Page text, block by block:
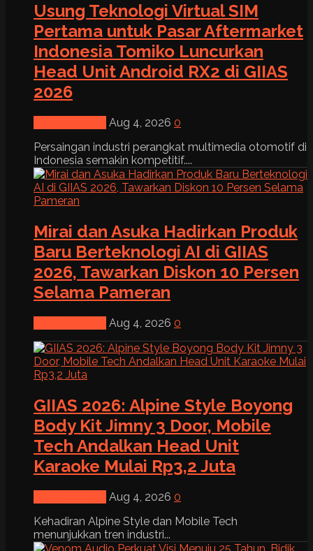
Usung Teknologi Virtual SIM
Pertama untuk Pasar Aftermarket
Indonesia Tomiko Luncurkan
Head Unit Android RX2 di GIIAS
2026
Aug 4, 2026 0
Persaingan industri perangkat multimedia otomotif di
Indonesia semakin kompetitif....
Mirai dan Asuka Hadirkan Produk
Baru Berteknologi AI di GIIAS
2026, Tawarkan Diskon 10 Persen
Selama Pameran
Aug 4, 2026 0
GIIAS 2026: Alpine Style Boyong
Body Kit Jimny 3 Door, Mobile
Tech Andalkan Head Unit
Karaoke Mulai Rp3,2 Juta
Aug 4, 2026 0
Kehadiran Alpine Style dan Mobile Tech
menunjukkan tren industri...